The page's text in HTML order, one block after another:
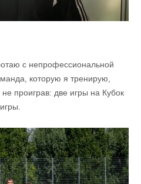
с непрофессиональной
которую я тренирую,
проиграв: две игры на Кубок